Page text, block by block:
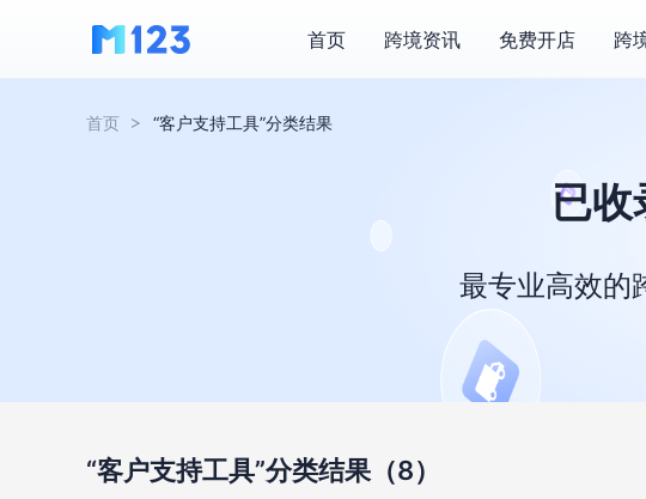
首页 跨境资讯 免费开店 跨
首页 “客户支持工具”分类结果
已收
最专业高效的
“客户支持工具”分类结果 （8）